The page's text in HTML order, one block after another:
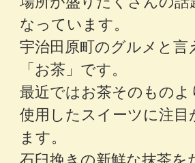
なっています。
宇治田原町のグルメと言
「お茶」です。
最近ではお茶そのものよ
使用したスイーツに注目
ます。
石臼挽きの新鮮な抹茶を